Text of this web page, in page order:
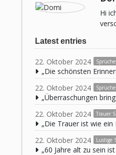
Hi
Latest entries
22. Oktober 2024
„Die schönsten
22. Oktober 2024
„Überraschungen
22. Oktober 2024
Trauer
„Die Trauer ist wie
22. Oktober 2024
Lustige
„60 Jahre alt zu sein